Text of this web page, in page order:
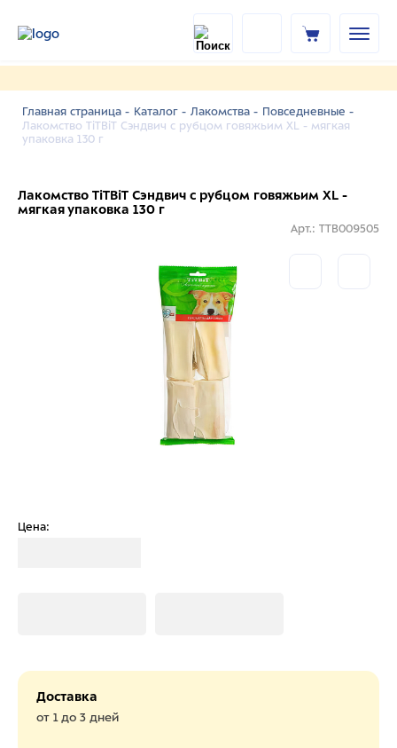
Главная страница - Каталог - Лакомства - Повседневные -
Лакомство TiTBiT Сэндвич с рубцом говяжьим XL - мягкая
упаковка 130 г
Лакомство TiTBiT Сэндвич с рубцом говяжьим XL -
мягкая упаковка 130 г
Арт.: TTB009505
Цена:
Доставка
от 1 до 3 дней